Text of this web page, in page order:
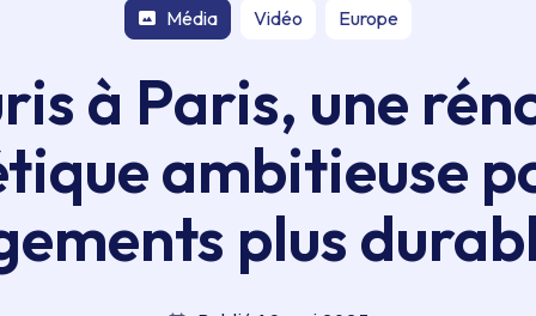
Média Vidéo Europe
à Paris, une
ambitieuse
plus